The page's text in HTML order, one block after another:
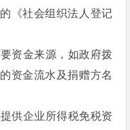
《社会组织法人登记
资金来源，如政府拨
资金流水及捐赠方名
供企业所得税免税资